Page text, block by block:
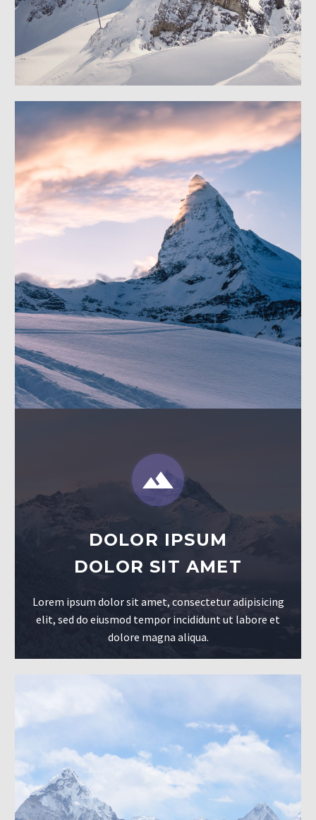


DOLOR IPSUM
DOLOR SIT AMET
Lorem ipsum dolor sit amet, consectetur adipisicing
elit, sed do eiusmod tempor incididunt ut labore et
dolore magna aliqua.